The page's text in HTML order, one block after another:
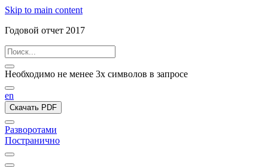
Skip to main content
Годовой отчет 2017
Необходимо не менее 3х символов в запросе
en
Скачать PDF
Разворотами
Постранично